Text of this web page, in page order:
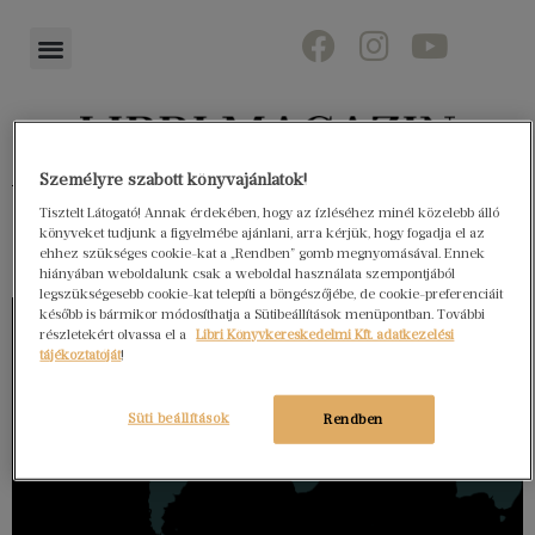
Könyvektől az olvasókig
Személyre szabott könyvajánlatok!
Tisztelt Látogató! Annak érdekében, hogy az ízléséhez minél közelebb álló
könyveket tudjunk a figyelmébe ajánlani, arra kérjük, hogy fogadja el az
ehhez szükséges cookie-kat a „Rendben” gomb megnyomásával. Ennek
hiányában weboldalunk csak a weboldal használata szempontjából
legszükségesebb cookie-kat telepíti a böngészőjébe, de cookie-preferenciáit
később is bármikor módosíthatja a Sütibeállítások menüpontban. További
részletekért olvassa el a
Libri Könyvkereskedelmi Kft. adatkezelési
tájékoztatóját!
Rendben
Süti beállítások